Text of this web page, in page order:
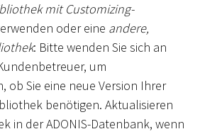
mit Customizing-
oder eine andere,
: Bitte wenden Sie sich an
um
ob Sie eine neue Version Ihrer
benötigen. Aktualisieren
in der ADONIS-Datenbank, wenn